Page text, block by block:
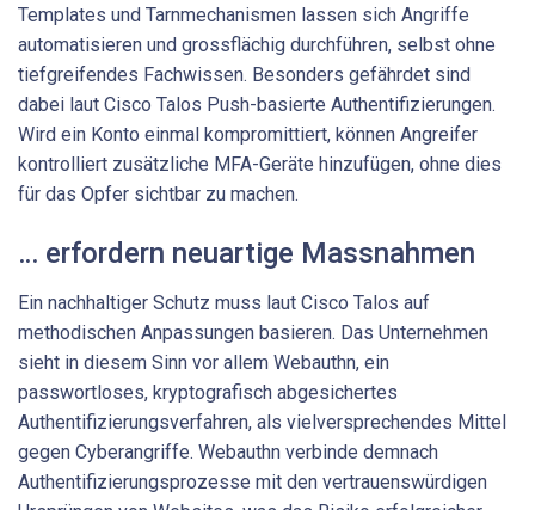
Templates und Tarnmechanismen lassen sich Angriffe
automatisieren und grossflächig durchführen, selbst ohne
tiefgreifendes Fachwissen. Besonders gefährdet sind
dabei laut Cisco Talos Push-basierte Authentifizierungen.
Wird ein Konto einmal kompromittiert, können Angreifer
kontrolliert zusätzliche MFA-Geräte hinzufügen, ohne dies
für das Opfer sichtbar zu machen.
… erfordern neuartige Massnahmen
Ein nachhaltiger Schutz muss laut Cisco Talos auf
methodischen Anpassungen basieren. Das Unternehmen
sieht in diesem Sinn vor allem Webauthn, ein
passwortloses, kryptografisch abgesichertes
Authentifizierungsverfahren, als vielversprechendes Mittel
gegen Cyberangriffe. Webauthn verbinde demnach
Authentifizierungsprozesse mit den vertrauenswürdigen